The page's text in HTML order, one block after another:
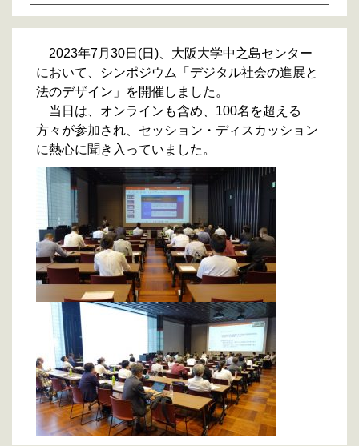
2023年7月30日(日)、大阪大学中之島センター
において、シンポジウム「デジタル社会の進展と
法のデザイン」を開催しました。
当日は、オンラインも含め、100名を超える
方々が参加され、セッション・ディスカッション
に熱心に聞き入っていました。